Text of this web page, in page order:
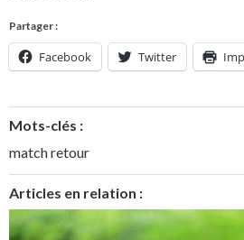
Partager :
Facebook Twitter
Mots-clés :
match retour
Articles en relation :